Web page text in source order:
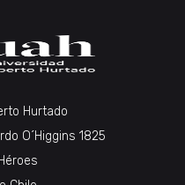
Hurtado
O´Higgins 1825